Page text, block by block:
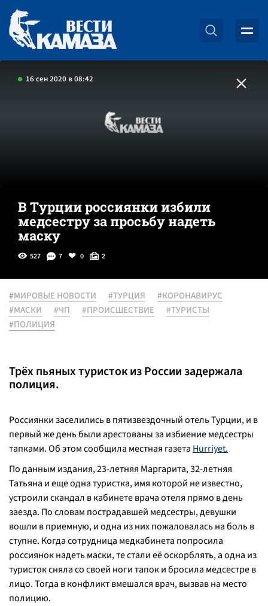
16 сен 2020 в 08:42
В Турции россиянки избили
медсестру за просьбу надеть
маску
527 7 0 2
#МИРОВЫЕ НОВОСТИ #ТУРЦИЯ
#КОРОНАВИРУС
#МАСКИ
#ЧП #ПРОИСШЕСТВИЕ
#ТУРИСТЫ
#ПОЛИЦИЯ
Трёх пьяных туристок из России задержала
полиция.
Россиянки заселились в пятизвездочный отель Турции, и в
первый же день были арестованы за избиение медсестры
тапками. Об этом сообщила местная газета Hurriyet.
По данным издания, 23-летняя Маргарита, 32-летняя
Татьяна и еще одна туристка, имя которой не известно,
устроили скандал в кабинете врача отеля прямо в день
заезда. По словам пострадавшей медсестры, девушки
вошли в приемную, и одна из них пожаловалась на боль в
ступне. Когда сотрудница медкабинета попросила
россиянок надеть маски, те стали её оскорблять, а одна из
туристок сняла со своей ноги тапок и бросила медсестре в
лицо. Тогда в конфликт вмешался врач, вызвав на место
полицию.